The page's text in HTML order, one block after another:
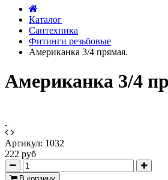
Каталог
Сантехника
Фитинги резьбовые
Американка 3/4 прямая.
Американка 3/4
Артикул: 1032
222 руб